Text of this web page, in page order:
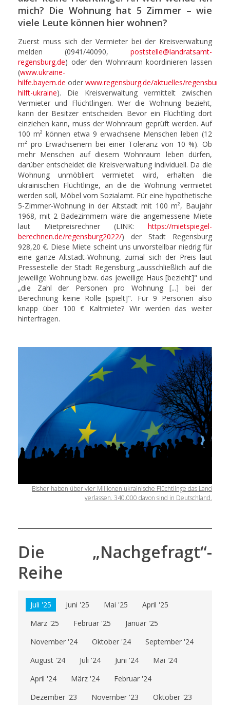
mich? Die Wohnung hat 5 Zimmer – wie
viele Leute können hier wohnen?
Zuerst muss sich der Vermieter bei der Kreisverwaltung
melden (0941/40090, poststelle@landratsamt-
regensburg.de) oder den Wohnraum koordinieren lassen
(www.ukraine-
hilfe.bayern.de oder www.regensburg.de/aktuelles/regensburg-
hilft-ukraine). Die Kreisverwaltung vermittelt zwischen
Vermieter und Flüchtlingen. Wer die Wohnung bezieht,
kann der Besitzer entscheiden. Bevor ein Flüchtling dort
einziehen kann, muss der Wohnraum geprüft werden. Auf
100 m² können etwa 9 erwachsene Menschen leben (12
m² pro Erwachsenem bei einer Toleranz von 10 %). Ob
mehr Menschen auf diesem Wohnraum leben dürfen,
darüber entscheidet die Kreisverwaltung individuell. Da die
Wohnung unmöbliert vermietet wird, erhalten die
ukrainischen Flüchtlinge, an die die Wohnung vermietet
werden soll, Möbel vom Sozialamt. Für eine hypothetische
5-Zimmer-Wohnung in der Altstadt mit 100 m², Baujahr
1968, mit 2 Badezimmern wäre die angemessene Miete
laut Mietpreisrechner (LINK: https://mietspiegel-
berechnen.de/regensburg2022/) der Stadt Regensburg
928,20 €. Diese Miete scheint uns unvorstellbar niedrig für
eine ganze Altstadt-Wohnung, zumal sich der Preis laut
Pressestelle der Stadt Regensburg „ausschließlich auf die
jeweilige Wohnung bzw. das jeweilige Haus [bezieht]" und
„die Zahl der Personen pro Wohnung [...] bei der
Berechnung keine Rolle [spielt]". Für 9 Personen also
knapp über 100 € Kaltmiete? Wir werden das weiter
hinterfragen.
Bisher haben über vier Millionen ukrainische Flüchtlinge das Land
verlassen. 340.000 davon sind in Deutschland.
Die „Nachgefragt“-
Reihe
Juli '25 Juni '25 Mai '25
April '25
März '25
Februar '25
Januar '25
November '24
Oktober '24
September '24
August '24
Juli '24 Juni '24
Mai '24
April '24
März '24
Februar '24
Dezember '23
November '23
Oktober '23